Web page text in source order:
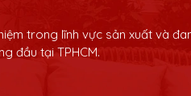
trong lĩnh vực sản xuất và
đầu tại TPHCM.